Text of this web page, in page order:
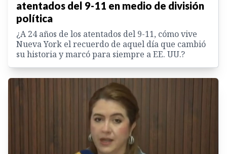
atentados del 9-11 en medio de división
política
¿A 24 años de los atentados del 9-11, cómo vive
Nueva York el recuerdo de aquel día que cambió
su historia y marcó para siempre a EE. UU.?